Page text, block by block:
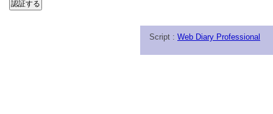
Script : Web Diary Professional